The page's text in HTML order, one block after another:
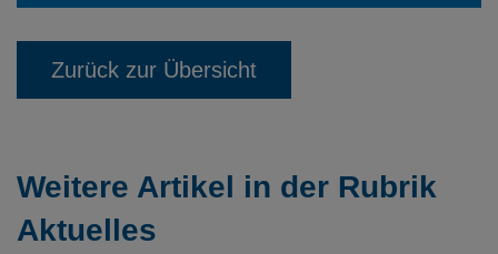
Zurück zur Übersicht
Weitere Artikel in der Rubrik
Aktuelles